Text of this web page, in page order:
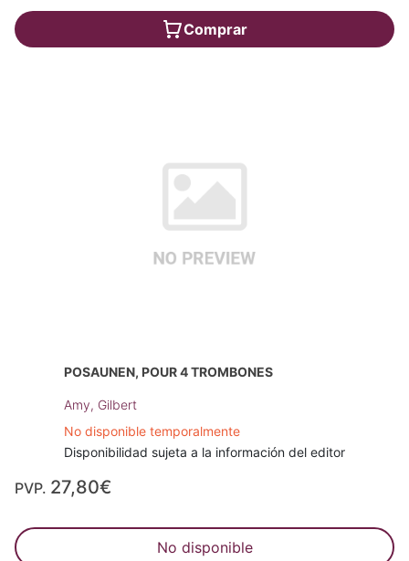
Comprar
POSAUNEN, POUR 4 TROMBONES
Amy, Gilbert
No disponible temporalmente
Disponibilidad sujeta a la información del editor
PVP. 27,80€
No disponible